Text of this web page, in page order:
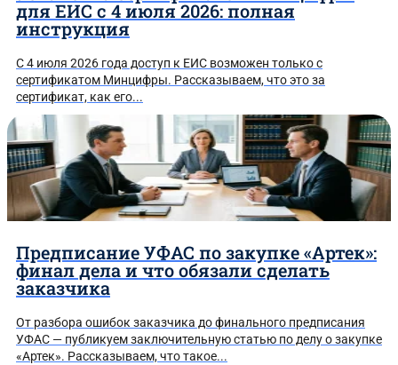
для ЕИС с 4 июля 2026: полная
инструкция
С 4 июля 2026 года доступ к ЕИС возможен только с
сертификатом Минцифры. Рассказываем, что это за
сертификат, как его...
Предписание УФАС по закупке «Артек»:
финал дела и что обязали сделать
заказчика
От разбора ошибок заказчика до финального предписания
УФАС — публикуем заключительную статью по делу о закупке
«Артек». Рассказываем, что такое...